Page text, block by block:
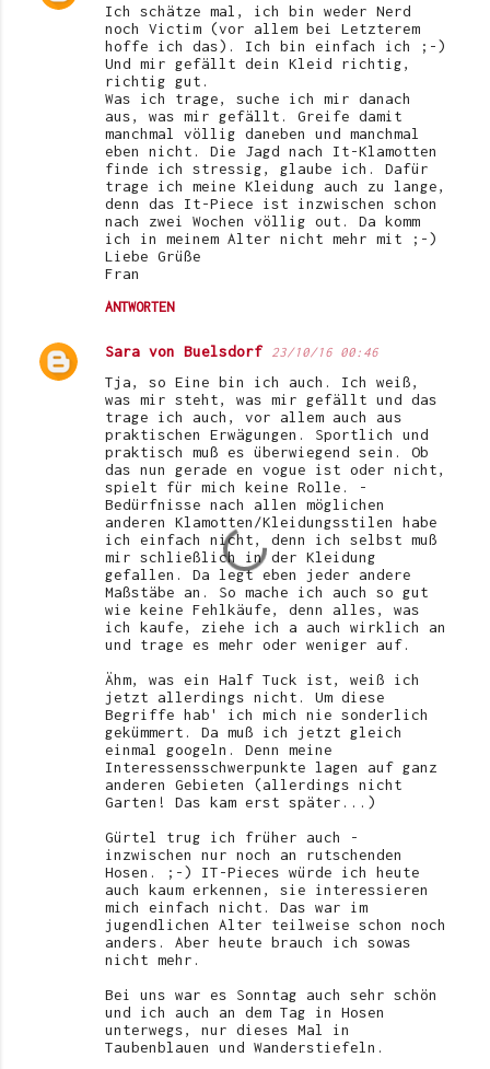
Ich schätze mal, ich bin weder Nerd
noch Victim (vor allem bei Letzterem
hoffe ich das). Ich bin einfach ich ;-)
Und mir gefällt dein Kleid richtig,
richtig gut.
Was ich trage, suche ich mir danach
aus, was mir gefällt. Greife damit
manchmal völlig daneben und manchmal
eben nicht. Die Jagd nach It-Klamotten
finde ich stressig, glaube ich. Dafür
trage ich meine Kleidung auch zu lange,
denn das It-Piece ist inzwischen schon
nach zwei Wochen völlig out. Da komm
ich in meinem Alter nicht mehr mit ;-)
Liebe Grüße
Fran
ANTWORTEN
Sara von Buelsdorf 23/10/16 00:46
Tja, so Eine bin ich auch. Ich weiß,
was mir steht, was mir gefällt und das
trage ich auch, vor allem auch aus
praktischen Erwägungen. Sportlich und
praktisch muß es überwiegend sein. Ob
das nun gerade en vogue ist oder nicht,
spielt für mich keine Rolle. -
Bedürfnisse nach allen möglichen
anderen Klamotten/Kleidungsstilen habe
ich einfach nicht, denn ich selbst muß
mir schließlich in der Kleidung
gefallen. Da legt eben jeder andere
Maßstäbe an. So mache ich auch so gut
wie keine Fehlkäufe, denn alles, was
ich kaufe, ziehe ich a auch wirklich an
und trage es mehr oder weniger auf.
Ähm, was ein Half Tuck ist, weiß ich
jetzt allerdings nicht. Um diese
Begriffe hab' ich mich nie sonderlich
gekümmert. Da muß ich jetzt gleich
einmal googeln. Denn meine
Interessensschwerpunkte lagen auf ganz
anderen Gebieten (allerdings nicht
Garten! Das kam erst später...)
Gürtel trug ich früher auch -
inzwischen nur noch an rutschenden
Hosen. ;-) IT-Pieces würde ich heute
auch kaum erkennen, sie interessieren
mich einfach nicht. Das war im
jugendlichen Alter teilweise schon noch
anders. Aber heute brauch ich sowas
nicht mehr.
Bei uns war es Sonntag auch sehr schön
und ich auch an dem Tag in Hosen
unterwegs, nur dieses Mal in
Taubenblauen und Wanderstiefeln.